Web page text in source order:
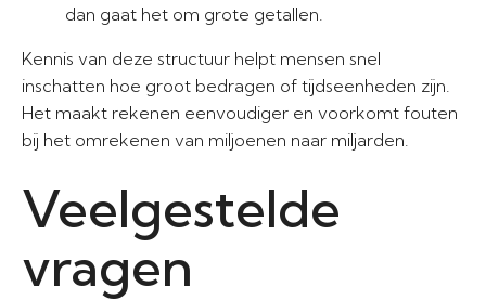
dan gaat het om grote getallen.
Kennis van deze structuur helpt mensen snel
inschatten hoe groot bedragen of tijdseenheden zijn.
Het maakt rekenen eenvoudiger en voorkomt fouten
bij het omrekenen van miljoenen naar miljarden.
Veelgestelde
vragen